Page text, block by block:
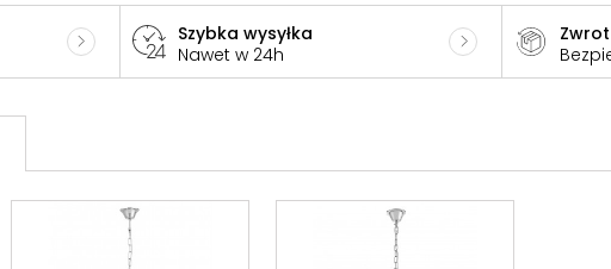
Szybka wysyłka
Nawet w 24h